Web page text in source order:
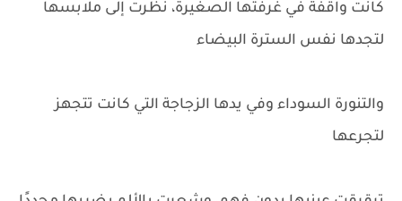
كانت واقفة في غرفتها الصغيرة، نظرت إلى ملابسها
لتجدها نفس السترة البيضاء
والتنورة السوداء وفي يدها الزجاجة التي كانت تتجهز
لتجرعها